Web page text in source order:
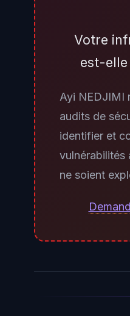
avec la liste
StepSecurity
logs CI/CD
2026 entre
présents dans
comme
leur rotation.
Votre
est-elle
Ayi NEDJIMI
audits de
identifier et
vulnérabilités
ne soient